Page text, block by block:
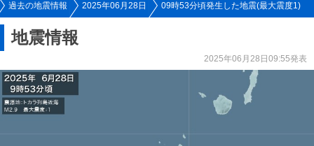
過去の地震情報 2025年06月28日 09時53分頃発生した地震(最大震度1)
地震情報
2025年06月28日09:55発表